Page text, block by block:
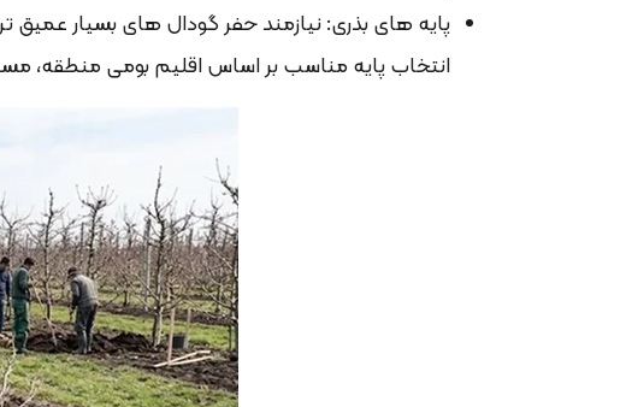
پایه های بذری: نیازمند حفر گودال های بسیار
انتخاب پایه مناسب بر اساس اقلیم بومی منطقه،